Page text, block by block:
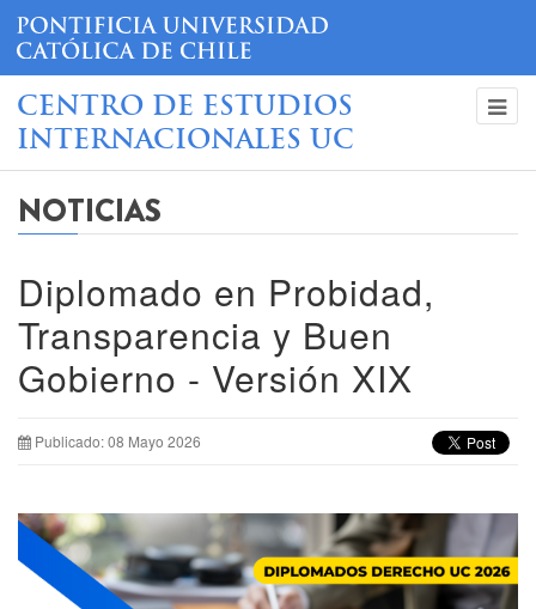
CENTRO DE ESTUDIOS
INTERNACIONALES UC
NOTICIAS
Diplomado en Probidad,
Transparencia y Buen
Gobierno - Versión XIX
Publicado: 08 Mayo 2026